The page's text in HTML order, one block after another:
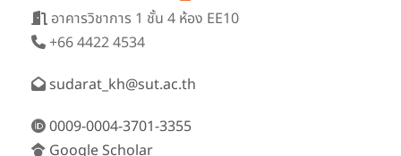
อาคารวิชาการ 1 ชั้น 4 ห้อง EE10
+66 4422 4534
sudarat_kh@sut.ac.th
0009-0004-3701-3355
Google Scholar